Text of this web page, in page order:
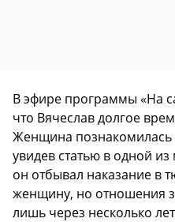
В эфире программы «На
что Вячеслав долгое
Женщина познакомилась
увидев статью в одной из
он отбывал наказание в
женщину, но отношения
лишь через несколько